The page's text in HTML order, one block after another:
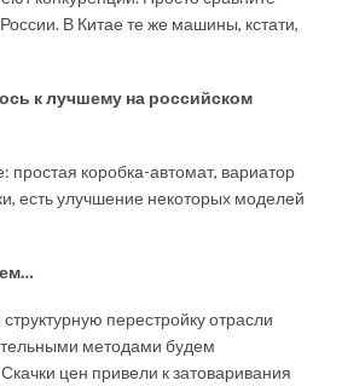
В Китае те же машины, кстати,
к лучшему на российском
простая коробка-автомат, вариатор
есть улучшение некоторых моделей
перестройку отрасли
методами будем
цен привели к затоваривания